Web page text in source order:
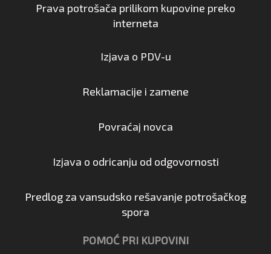
Prava potrošača prilikom kupovine preko
interneta
Izjava o PDV-u
Reklamacije i zamene
Povraćaj novca
Izjava o odricanju od odgovornosti
Predlog za vansudsko rešavanje potrošačkog
spora
POMOĆ PRI KUPOVINI